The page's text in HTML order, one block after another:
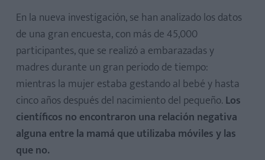
En la nueva investigación, se han analizado los datos
de una gran encuesta, con más de 45,000
participantes, que se realizó a embarazadas y
madres durante un gran periodo de tiempo:
mientras la mujer estaba gestando al bebé y hasta
cinco años después del nacimiento del pequeño. Los
científicos no encontraron una relación negativa
alguna entre la mamá que utilizaba móviles y las
que no.